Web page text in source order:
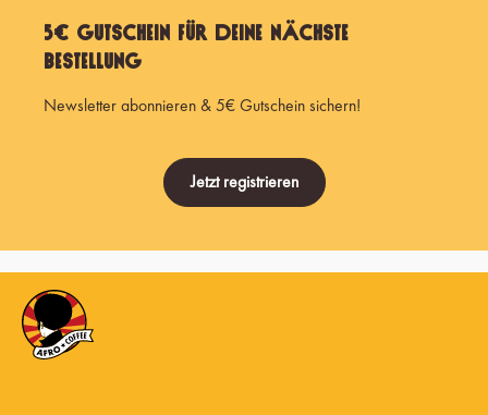
5€ Gutschein für Deine nächste
Bestellung
Newsletter abonnieren & 5€ Gutschein sichern!
Jetzt registrieren